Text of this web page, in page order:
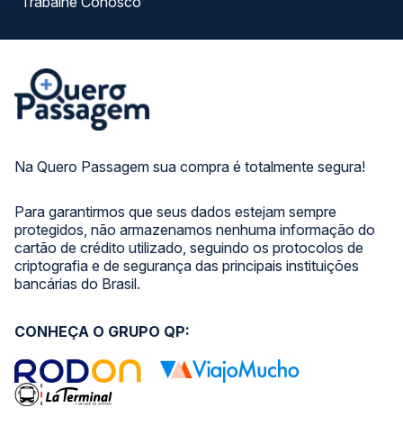
Na Quero Passagem sua compra é totalmente segura!
Para garantirmos que seus dados estejam sempre
protegidos, não armazenamos nenhuma informação do
cartão de crédito utilizado, seguindo os protocolos de
criptografia e de segurança das principais instituições
bancárias do Brasil.
CONHEÇA O GRUPO QP: